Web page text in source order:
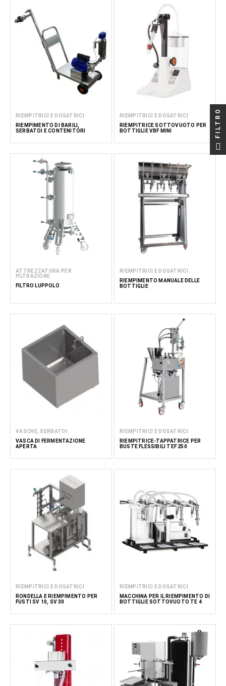
RIEMPITRICI E DOSATRICI
RIEMPIMENTO DI BARILI,
SERBATOI E CONTENITORI
RIEMPITRICI E DOSATRICI
RIEMPITRICE SOTTOVUOTO PER
BOTTIGLIE VBF MINI
ATTREZZATURA PER
FILTRAZIONE
FILTRO LUPPOLO
RIEMPITRICI E DOSATRICI
RIEMPIMENTO MANUALE DELLE
BOTTIGLIE
VASCHE, SERBATOI
VASCA DI FERMENTAZIONE
APERTA
RIEMPITRICI E DOSATRICI
RIEMPITRICE-TAPPATRICE PER
BUSTE FLESSIBILI TEF 250
RIEMPITRICI E DOSATRICI
RONDELLA E RIEMPIMENTO PER
FUSTI SV 10, SV 30
RIEMPITRICI E DOSATRICI
MACCHINA PER IL RIEMPIMENTO DI
BOTTIGLIE SOTTOVUOTO TE 4
FILTRO